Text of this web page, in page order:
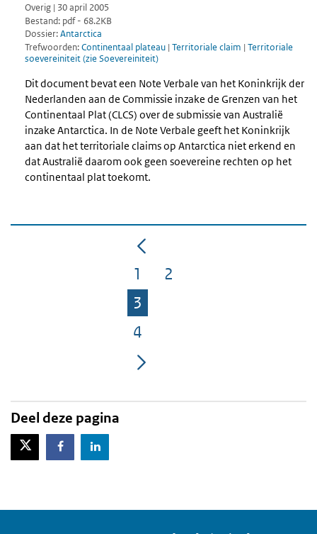
Overig | 30 april 2005
Bestand: pdf - 68.2KB
Dossier:Antarctica
Trefwoorden:Continentaal plateau | Territoriale claim | Territoriale
soevereiniteit (zie Soevereiniteit)
Dit document bevat een Note Verbale van het Koninkrijk der
Nederlanden aan de Commissie inzake de Grenzen van het
Continentaal Plat (CLCS) over de submissie van Australië
inzake Antarctica. In de Note Verbale geeft het Koninkrijk
aan dat het territoriale claims op Antarctica niet erkend en
dat Australië daarom ook geen soevereine rechten op het
continentaal plat toekomt.
Pagina
1 Pagina
2
Pagina
3
Pagina
4
Deel deze pagina
X-TwitterFacebookLinkedIn